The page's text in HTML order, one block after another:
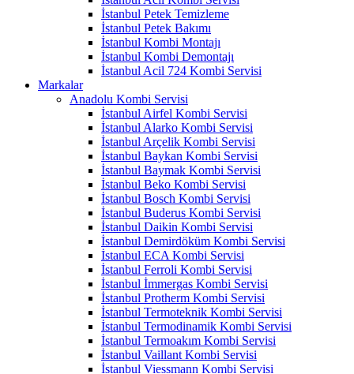
İstanbul Petek Temizleme
İstanbul Petek Bakımı
İstanbul Kombi Montajı
İstanbul Kombi Demontajı
İstanbul Acil 724 Kombi Servisi
Markalar
Anadolu Kombi Servisi
İstanbul Airfel Kombi Servisi
İstanbul Alarko Kombi Servisi
İstanbul Arçelik Kombi Servisi
İstanbul Baykan Kombi Servisi
İstanbul Baymak Kombi Servisi
İstanbul Beko Kombi Servisi
İstanbul Bosch Kombi Servisi
İstanbul Buderus Kombi Servisi
İstanbul Daikin Kombi Servisi
İstanbul Demirdöküm Kombi Servisi
İstanbul ECA Kombi Servisi
İstanbul Ferroli Kombi Servisi
İstanbul İmmergas Kombi Servisi
İstanbul Protherm Kombi Servisi
İstanbul Termoteknik Kombi Servisi
İstanbul Termodinamik Kombi Servisi
İstanbul Termoakım Kombi Servisi
İstanbul Vaillant Kombi Servisi
İstanbul Viessmann Kombi Servisi